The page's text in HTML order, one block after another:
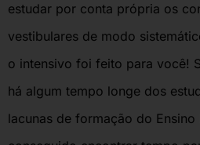
estudar por conta própria os
vestibulares de modo
o intensivo foi feito para você!
há algum tempo longe dos
lacunas de formação do